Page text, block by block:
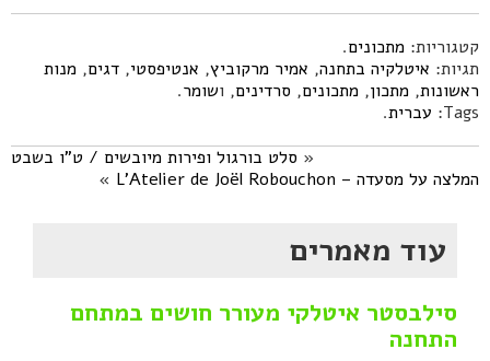
קטגוריות: מתכונים.
תגיות: איטלקיה בתחנה, אמיר מרקוביץ, אנטיפסטי, דגים, מנות
ראשונות, מתכון, מתכונים, סרדינים, ושומר.
Tags: עברית.
« סלט בורגול ופירות מיובשים / ט"ו בשבט
המלצה על מסעדה – L'Atelier de Joël Robouchon
»
עוד מאמרים
סילבסטר איטלקי מעורר חושים במתחם
התחנה